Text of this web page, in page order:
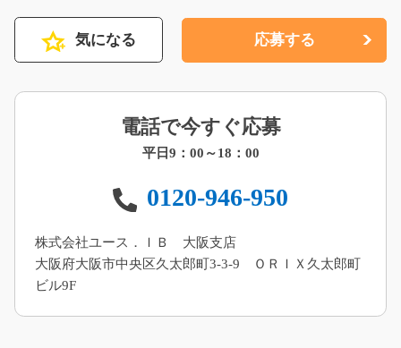
気になる 応募する
電話で今すぐ応募
平日9：00～18：00
0120-946-950
株式会社ユース．ＩＢ 大阪支店
大阪府大阪市中央区久太郎町3-3-9 ＯＲＩＸ久太郎町
ビル9F